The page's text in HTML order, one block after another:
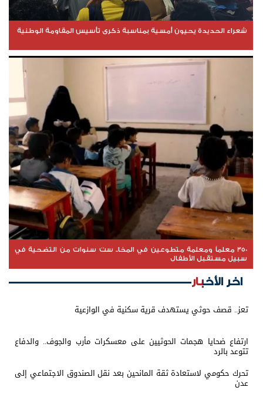
شعراء الحديدة يحيون أمسية بمناسبة ذكرى تأسيس المقاومة الوطنية
350 معلماً ومعلمة متطوعين في المخا.. ست سنوات من التضحية في
سبيل مستقبل الأطفال
اخر الأخبار
تعز.. قصف حوثي يستهدف قرية سكنية في الوازعية
ارتفاع ضحايا هجمات الحوثيين على معسكرات مأرب والجوف.. والدفاع
تتوعد بالرد
تحرك حكومي لاستعادة ثقة المانحين بعد نقل الصندوق الاجتماعي إلى
عدن